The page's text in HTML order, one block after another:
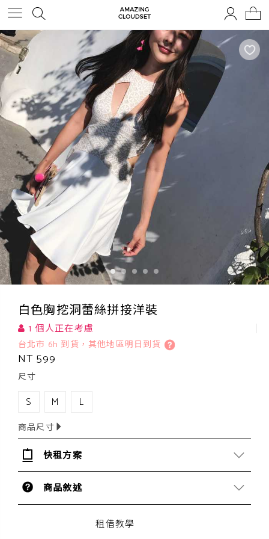
白色胸挖洞蕾絲拼接洋裝
1 個人正在考慮
台北市 6h 到貨，其他地區明日到貨
NT 599
尺寸
S M L
商品尺寸
快租方案
商品敘述
租借教學